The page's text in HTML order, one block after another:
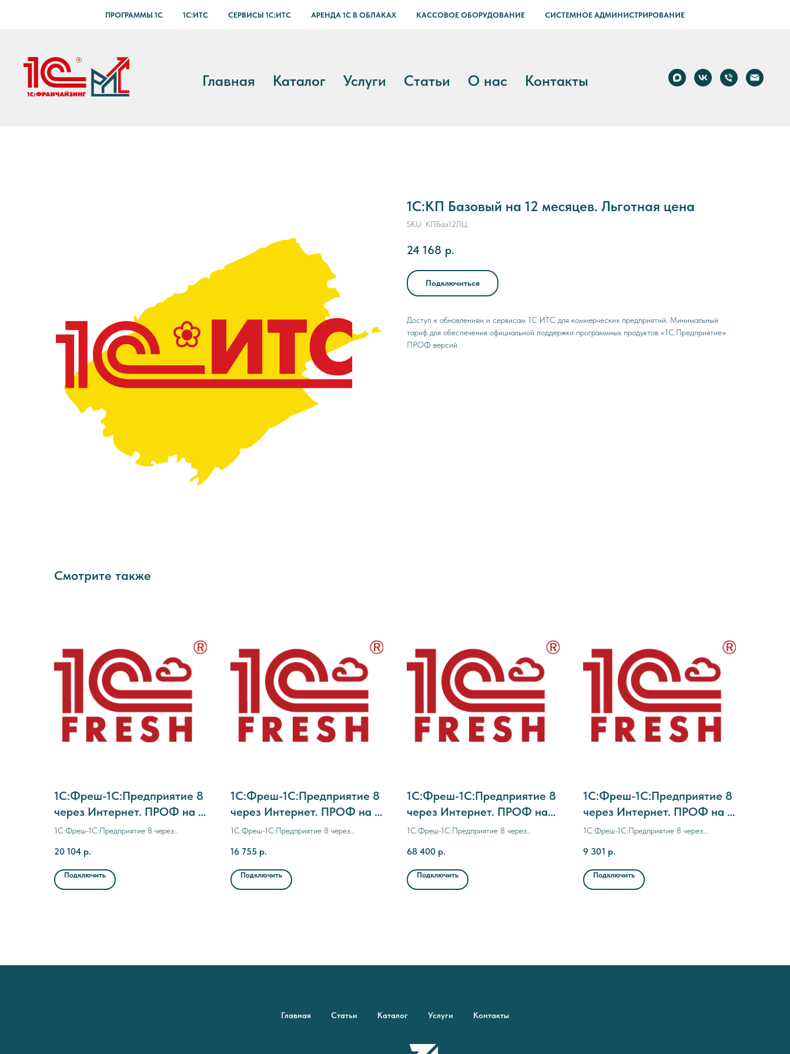
ПРОГРАММЫ 1С 1С:ИТС СЕРВИСЫ 1С:ИТС АРЕНДА 1С В ОБЛАКАХ КАССОВОЕ ОБОРУДОВАНИЕ СИСТЕМНОЕ АДМИНИСТРИРОВАНИЕ
Главная Каталог Услуги Статьи О нас Контакты
1С:КП Базовый на 12 месяцев. Льготная цена
SKU: КПБаз12ЛЦ
24 168 р.
Подключиться
Доступ к обновлениям и сервисам 1С:ИТС для коммерческих предприятий. Минимальный
тариф для обеспечения официальной поддержки программных продуктов «1С:Предприятие»
ПРОФ версий
Смотрите также
1C:Фреш-1C:Предприятие 8
через Интернет. ПРОФ на 3
месяца (с прерыванием
1C:Фреш-1C:Предприятие 8 через
прерыванием договора)
20 104 р.
Подключить
1C:Фреш-1C:Предприятие 8
через Интернет. ПРОФ на 3
месяца
1C:Фреш-1C:Предприятие 8 через
16 755 р.
Подключить
1C:Фреш-1C:Предприятие 8
через Интернет. ПРОФ на
12 месяцев (с прерыванием
1C:Фреш-1C:Предприятие 8 через
прерыванием договора)
68 400 р.
Подключить
1C:Фреш-1C:Предприятие 8
через Интернет. ПРОФ на 1
мес. (с прерыванием
1C:Фреш-1C:Предприятие 8 через
договора)
9 301 р.
Подключить
Главная Статьи Каталог Услуги Контакты